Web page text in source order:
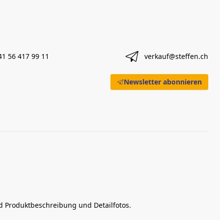
56 417 99 11 verkauf@steffen.ch
Newsletter abonnieren
und Detailfotos.